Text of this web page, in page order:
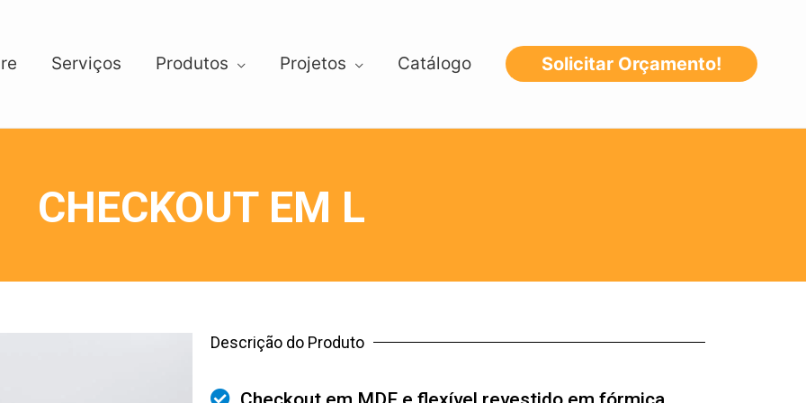
Serviços Produtos Projetos Catálogo Solicitar Orçamento!
CHECKOUT EM L
Descrição do Produto